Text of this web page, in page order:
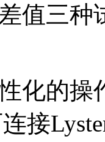
值三种
化的操
接